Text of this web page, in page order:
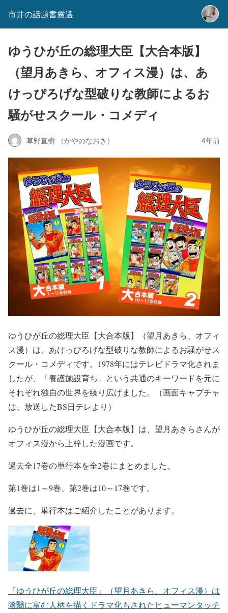
市井の話題書厳選
ゆうひが丘の総理大臣【大合本版】
（望月あきら、オフィス漫）は、あ
けっぴろげな型破りな教師によるお
騒がせスクール・コメディ
草野直樹 （かやのなおき） 4年前
ゆうひが丘の総理大臣【大合本版】（望月あきら、オフィ
ス漫）は、あけっぴろげな型破りな教師によるお騒がせス
クール・コメディです。1978年にはテレビドラマ化されま
したが、「養護施設育ち」という共通のキーワードを元に
それぞれ独自の世界を繰り広げました。（画面キャプチャ
は、放送したBS日テレより）
ゆうひが丘の総理大臣【大合本版】は、望月あきらさんが
オフィス漫から上梓した漫画です。
過去全17巻の単行本を全2巻にまとめました。
第1巻は1～9巻、第2巻は10～17巻です。
過去に、単行本はご紹介したことがあります。
『ゆうひが丘の総理大臣』（望月あきら、オフィス漫）は
陰翳に富む人柄を描くドラマ化もされたヒューマンタッチ